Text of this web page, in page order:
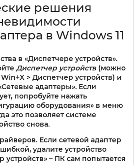
решения
в Windows 11
в «Диспетчере устройств».
Диспетчер устройств (можно
> Диспетчер устройств) и
адаптеры». Если
попробуйте нажать
оборудования» в меню
это позволяет системе
снова.
Если сетевой адаптер
удалите устройство
устройств» – ПК сам попытается